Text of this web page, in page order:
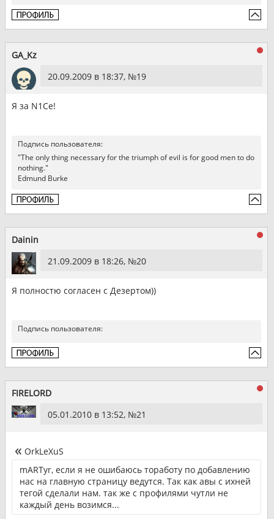
GA_Kz
20.09.2009 в 18:37, №19
Я за N1Ce!
Подпись пользователя:
"The only thing necessary for the triumph of evil is for good men to do
nothing."
Edmund Burke
Dainin
21.09.2009 в 18:26, №20
Я полностю согласен с Дезертом))
Подпись пользователя:
FIRELORD
05.01.2010 в 13:52, №21
OrkLeXuS
mARTyr, если я не ошибаюсь тоработу по добавлению
нас на главную страницу ведутся. Так как авы с ихней
тегой сделали нам. так же с профилями чутли не
каждый день возимся...